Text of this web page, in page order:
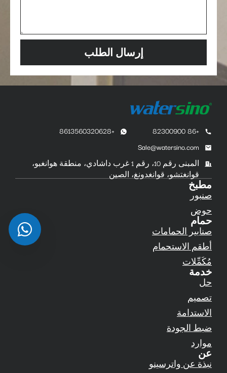
إرسال الطلب
+86 82300900
+8613560320628
Sale@watersino.com
المبنى رقم 10، رقم 1 غرب داشادي، منطقة هوانغبو،
قوانغتشو، قوانغدونغ، الصين
مطبخ
صنبور
حوض
حمام
صنابير الحمامات
أطقم الاستحمام
مُكَمِّلات
خدمة
حل
تصميم
الاستدامة
ضبط الجودة
موارد
عن
نبذة عن واترسينو